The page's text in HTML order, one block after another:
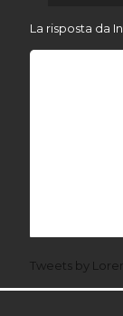
La risposta da
Tweets by